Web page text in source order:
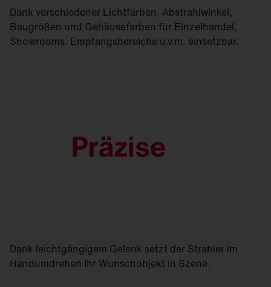
Dank verschiedener Lichtfarben, Abstrahlwinkel,
Baugrößen und Gehäusefarben für Einzelhandel,
Showrooms, Empfangsbereiche u.v.m. einsetzbar.
Dank leichtgängigem Gelenk setzt der Strahler im
Handumdrehen Ihr Wunschobjekt in Szene.